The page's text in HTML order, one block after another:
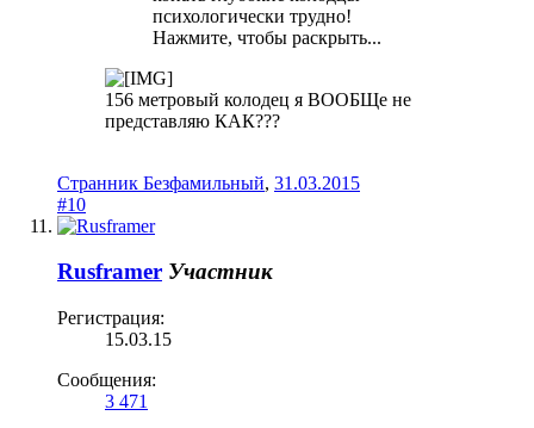
психологически трудно!
Нажмите, чтобы раскрыть...
156 метровый колодец я ВООБЩе не
представляю КАК???
Странник Безфамильный, 31.03.2015
#10
Rusframer Участник
Регистрация:
15.03.15
Сообщения:
3 471